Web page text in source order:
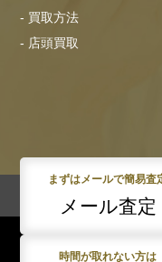
- 買取方法
- 店頭買取
まずはメールで簡易査
メール査定
時間が取れない方は